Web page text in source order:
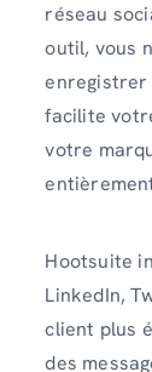
réseau
outil, vous
enregistrer
facilite
votre
Hootsuite
LinkedIn,
client plus
des